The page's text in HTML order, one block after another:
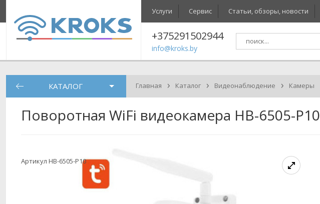
Услуги Сервис Статьи, обзоры, новости
+375291502944
info@kroks.by
КАТАЛОГ Главная › Каталог › Видеонаблюдение › Камеры
Поворотная WiFi видеокамера HB-6505-P10
Артикул HB-6505-P10